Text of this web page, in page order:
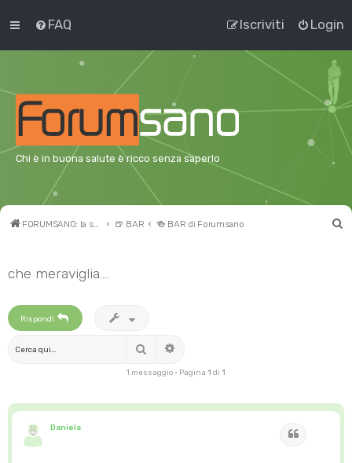
FAQ Login
Iscriviti
Chi è in buona salute è ricco senza saperlo
FORUMSANO: la salute non è l'assenza di malattia 🍺 BAR 🍻 BAR di Forumsano
che meraviglia....
Rispondi
Cerca
1 messaggio • Pagina 1 di 1
Daniela